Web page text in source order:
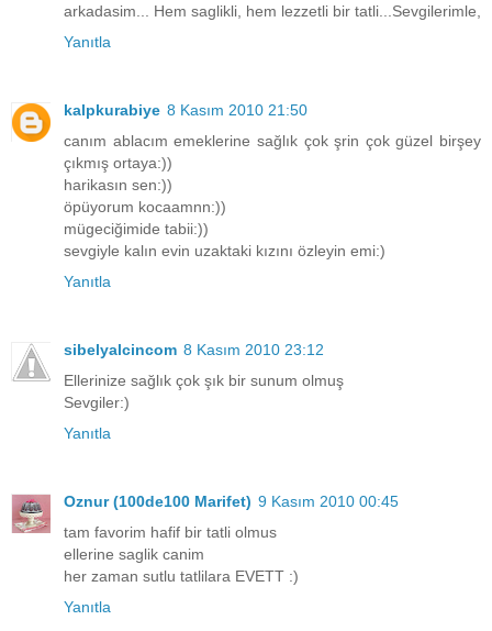
arkadasim... Hem saglikli, hem lezzetli bir tatli...Sevgilerimle,
Yanıtla
kalpkurabiye 8 Kasım 2010 21:50
canım ablacım emeklerine sağlık çok şrin çok güzel birşey
çıkmış ortaya:))
harikasın sen:))
öpüyorum kocaamnn:))
mügeciğimide tabii:))
sevgiyle kalın evin uzaktaki kızını özleyin emi:)
Yanıtla
sibelyalcincom 8 Kasım 2010 23:12
Ellerinize sağlık çok şık bir sunum olmuş
Sevgiler:)
Yanıtla
Oznur (100de100 Marifet) 9 Kasım 2010 00:45
tam favorim hafif bir tatli olmus
ellerine saglik canim
her zaman sutlu tatlilara EVETT :)
Yanıtla